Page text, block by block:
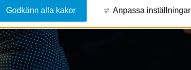
Godkänn alla kakor Anpassa inställningar